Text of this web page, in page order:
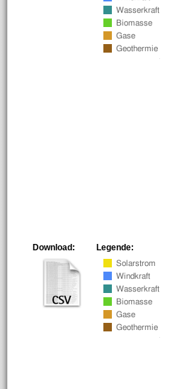
Legende:
Download: